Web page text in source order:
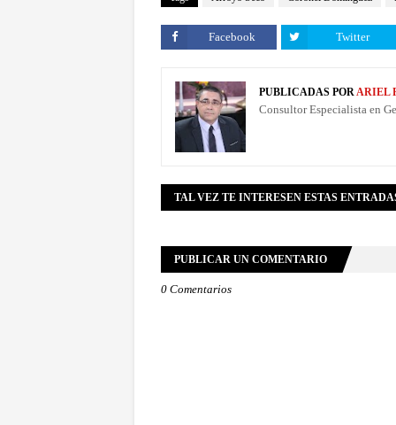
Facebook Twitter
PUBLICADAS PORARIEL
Consultor Especialista en
TAL VEZ TE INTERESEN ESTAS
PUBLICAR UN COMENTARIO
0 Comentarios